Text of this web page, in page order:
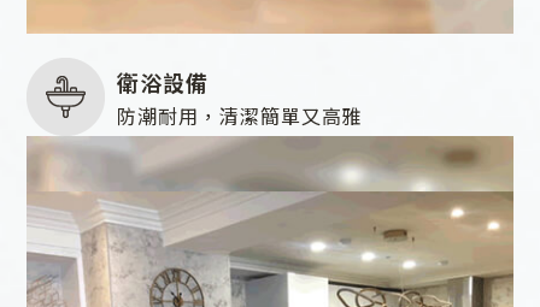
衛浴設備
防潮耐用，清潔簡單又高雅